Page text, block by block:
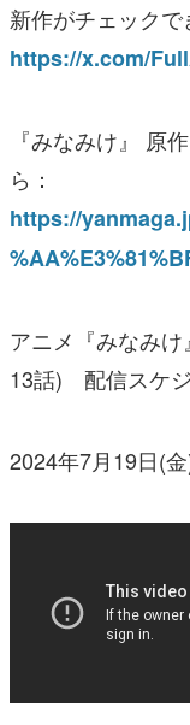
新作がチェックで
https://x.com/
『みなみけ』 原
ら：
https://
アニメ『みなみ
13話) 配信スケ
2024年7月19日(